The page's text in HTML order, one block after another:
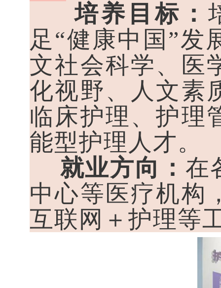
培养目标：
足“健康中国”发
文社会科学、医
化视野、人文素
临床护理、护理
能型护理人才。
就业方向： 在
中心等医疗机构
互联网＋护理等